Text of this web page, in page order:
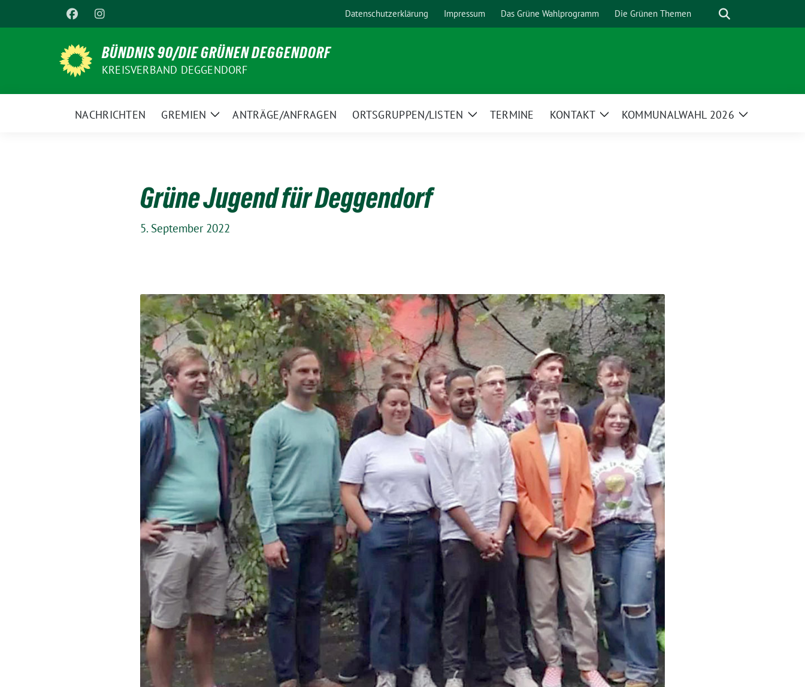
zum
Datenschutzerklärung Impressum Das Grüne Wahlprogramm Die Grünen Themen Suche
BÜNDNIS 90/DIE GRÜNEN DEGGENDORF
KREISVERBAND DEGGENDORF
NACHRICHTEN GREMIEN
ZeigeANTRÄGE/ANFRAGEN ORTSGRUPPEN/LISTEN
ZeigeTERMINE KONTAKT
ZeigeKOMMUNALWAHL 2026
Zeige
Grüne Jugend für Deggendorf
5. September 2022